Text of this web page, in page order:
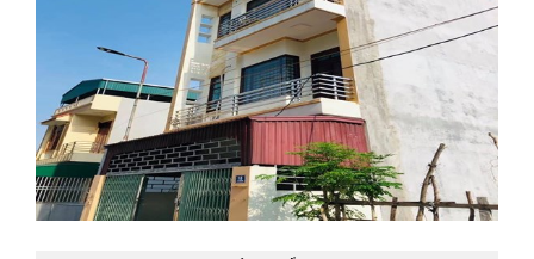
Gia chủ nhờ bán căn nhà 3 Tầng rất
rộng đẹp khu vực phố Mạc Hiển
Tích. Phường Hải Tân. Tp Hải
Dương.